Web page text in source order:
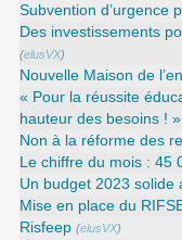
Subvention d’urgence
Des investissements
(elusVX)
Nouvelle Maison de
« Pour la réussite
hauteur des besoins ! »
Non à la réforme des
Le chiffre du mois : 45
Un budget 2023 solide
Mise en place du
Risfeep (elusVX)